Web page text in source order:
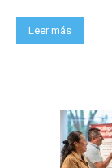
Leer más